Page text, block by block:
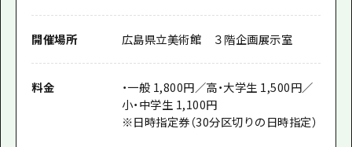
開催場所 広島県立美術館 ３階企画展示室
料金
・一般 1,800円／高・大学生 1,500円／
小・中学生 1,100円
※日時指定券（30分区切りの日時指定）